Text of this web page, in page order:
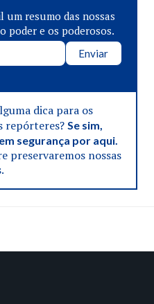
um resumo das nossas
poder e os poderosos.
Enviar
dica para os
repórteres? Se sim,
segurança por aqui.
preservaremos nossas